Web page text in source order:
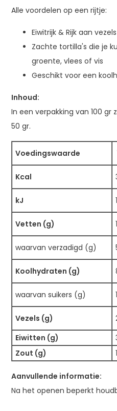
Alle voordelen op een rijtje:
Eiwitrijk & Rijk aan vezels
Zachte tortilla's die je
groente, vlees of vis
Geschikt voor een
Inhoud:
In een verpakking van 100 gr
50 gr.
Voedingswaarde
Kcal
kJ
Vetten (g)
waarvan verzadigd (g)
Koolhydraten (g)
waarvan suikers (g) 1
Vezels (g)
Eiwitten (g)
Zout (g)
Aanvullende informatie:
Na het openen beperkt